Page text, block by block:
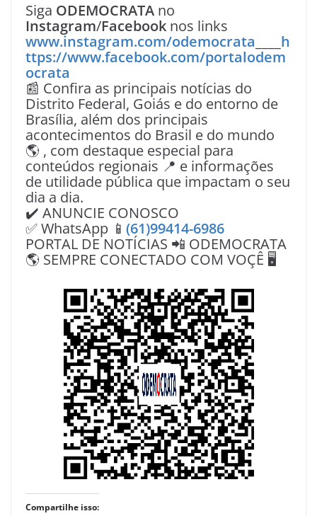
Siga ODEMOCRATA no
Instagram/Facebook nos links
www.instagram.com/odemocrata
h
ttps://www.facebook.com/portalodem
ocrata
📰 Confira as principais notícias do
Distrito Federal, Goiás e do entorno de
Brasília, além dos principais
acontecimentos do Brasil e do mundo
🌎 , com destaque especial para
conteúdos regionais 📍 e informações
de utilidade pública que impactam o seu
dia a dia.
✔️ ANUNCIE CONOSCO
✅ WhatsApp 📱 (61)99414-6986
PORTAL DE NOTÍCIAS 📲 ODEMOCRATA
🌎 SEMPRE CONECTADO COM VOÇÊ 🖥️
Compartilhe isso: